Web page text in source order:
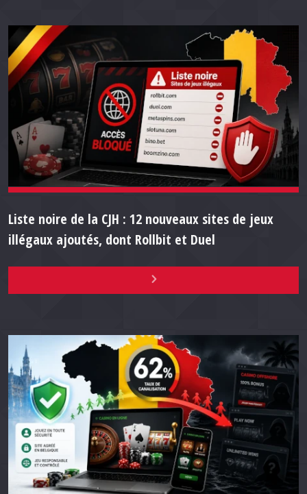
Liste noire de la CJH : 12 nouveaux sites de jeux
illégaux ajoutés, dont Rollbit et Duel